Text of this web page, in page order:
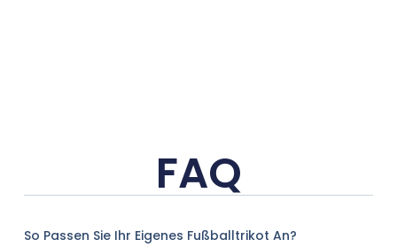
FAQ
So Passen Sie Ihr Eigenes Fußballtrikot An?